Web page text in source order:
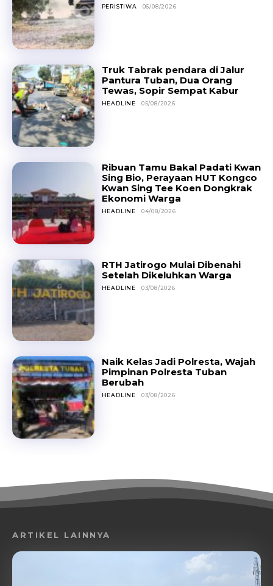
PERISTIWA 06/08/2026
Truk Tabrak pendara di Jalur
Pantura Tuban, Dua Orang
Tewas, Sopir Sempat Kabur
HEADLINE 05/08/2026
Ribuan Tamu Bakal Padati Kwan
Sing Bio, Perayaan HUT Kongco
Kwan Sing Tee Koen Dongkrak
Ekonomi Warga
HEADLINE 04/08/2026
RTH Jatirogo Mulai Dibenahi
Setelah Dikeluhkan Warga
HEADLINE 03/08/2026
Naik Kelas Jadi Polresta, Wajah
Pimpinan Polresta Tuban
Berubah
HEADLINE 03/08/2026
ARTIKEL LAINNYA